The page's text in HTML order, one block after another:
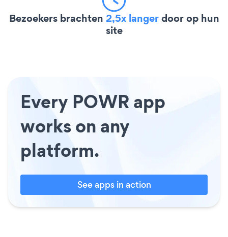
Bezoekers brachten 2,5x langerdoor op hun
site
Every POWR app
works on any
platform.
See apps in action